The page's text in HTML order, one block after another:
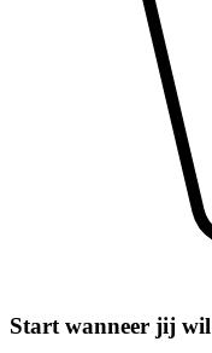
Start wanneer jij wil